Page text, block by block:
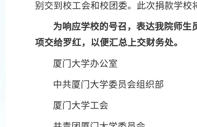
别交到校工会和校团委。此次捐款学校
为响应学校的号召，表达我院师
项交给罗红，以便汇总上交财务处。
厦门大学办公室
中共厦门大学委员会组织部
厦门大学工会